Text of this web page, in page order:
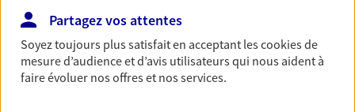
Accompagner vos projets de
vie
Partagez vos attentes
Soyez toujours plus satisfait en acceptant lescookiesde
mesure d’audience et d’avis utilisateurs qui nous aident à
faire évoluer nos offres et nos services.